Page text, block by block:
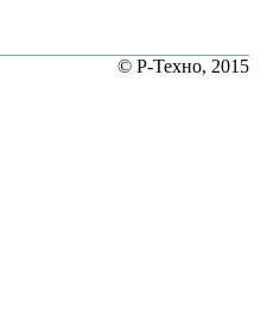
© Р-Техно, 2015